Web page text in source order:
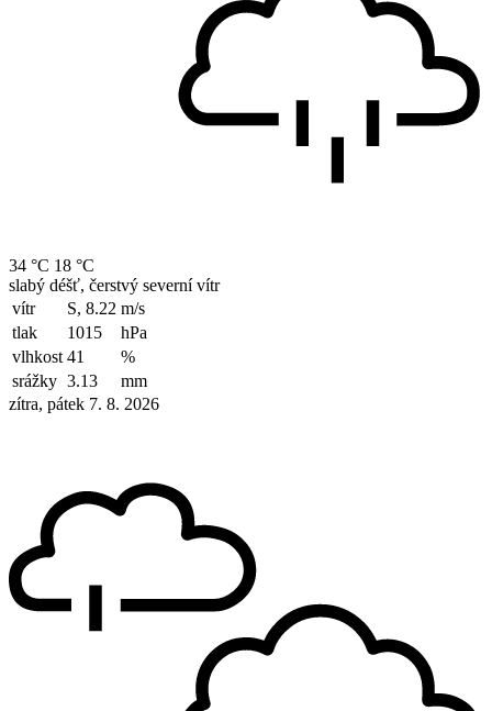
34 °C 18 °C
slabý déšť, čerstvý severní vítr
vítr
S, 8.22 m/s
tlak
1015
hPa
vlhkost 41
%
srážky 3.13
mm
zítra, pátek 7. 8. 2026